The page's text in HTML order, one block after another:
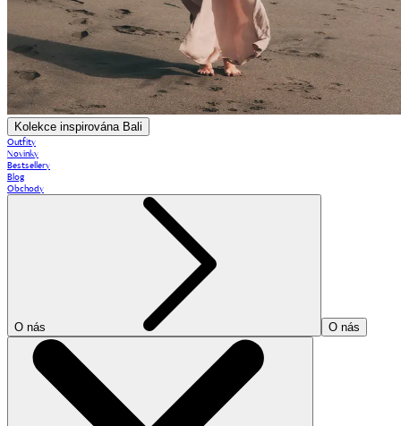
Kolekce inspirována Bali
Outfity
Novinky
Bestsellery
Blog
Obchody
O nás O nás